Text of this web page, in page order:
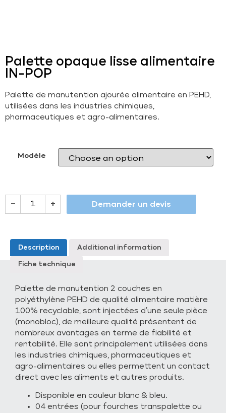
Palette opaque lisse alimentaire
IN-POP
Palette de manutention ajourée alimentaire en PEHD,
utilisées dans les industries chimiques,
pharmaceutiques et agro-alimentaires.
Modèle
– + Demander un devis
Description Additional information
Fiche technique
Palette de manutention 2 couches en
polyéthylène PEHD de qualité alimentaire matière
100% recyclable, sont injectées d’une seule pièce
(monobloc), de meilleure qualité présentent de
nombreux avantages en terme de fiabilité et
rentabilité. Elle sont principalement utilisées dans
les industries chimiques, pharmaceutiques et
agro-alimentaires ou elles permettent un contact
direct avec les aliments et autres produits.
Disponible en couleur blanc & bleu.
04 entrées (pour fourches transpalette ou